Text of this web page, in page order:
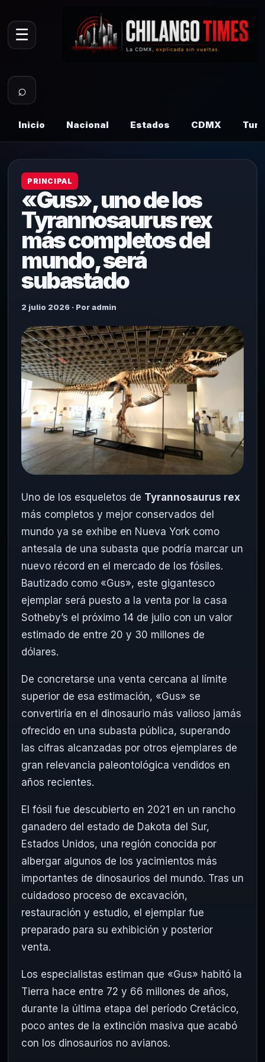
☰
⌕
Inicio Nacional Estados CDMX
PRINCIPAL
«Gus», uno de los
Tyrannosaurus rex
más completos del
mundo, será
subastado
2 julio 2026 · Por admin
Uno de los esqueletos de Tyrannosaurus rex
más completos y mejor conservados del
mundo ya se exhibe en Nueva York como
antesala de una subasta que podría marcar un
nuevo récord en el mercado de los fósiles.
Bautizado como «Gus», este gigantesco
ejemplar será puesto a la venta por la casa
Sotheby’s el próximo 14 de julio con un valor
estimado de entre 20 y 30 millones de
dólares.
De concretarse una venta cercana al límite
superior de esa estimación, «Gus» se
convertiría en el dinosaurio más valioso jamás
ofrecido en una subasta pública, superando
las cifras alcanzadas por otros ejemplares de
gran relevancia paleontológica vendidos en
años recientes.
El fósil fue descubierto en 2021 en un rancho
ganadero del estado de Dakota del Sur,
Estados Unidos, una región conocida por
albergar algunos de los yacimientos más
importantes de dinosaurios del mundo. Tras un
cuidadoso proceso de excavación,
restauración y estudio, el ejemplar fue
preparado para su exhibición y posterior
venta.
Los especialistas estiman que «Gus» habitó la
Tierra hace entre 72 y 66 millones de años,
durante la última etapa del período Cretácico,
poco antes de la extinción masiva que acabó
con los dinosaurios no avianos.